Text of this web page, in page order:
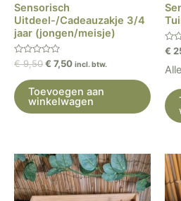
Sensorisch
Uitdeel-/Cadeauzakje 3/4
jaar (jongen/meisje)
Gewaardeerd
0
5
€9,50€ 7,50 incl. btw.
Toevoegen aan
winkelwagen
0
uit
5
€